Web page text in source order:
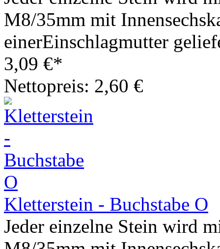
M8/35mm mit
einerEinschlagmutter
3,09 €*
Nettopreis: 2,60 €
Kletterstein - Buchstabe O
Jeder einzelne Stein wird